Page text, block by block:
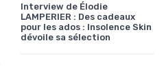
Interview de Élodie
LAMPERIER : Des cadeaux
pour les ados : Insolence Skin
dévoile sa sélection